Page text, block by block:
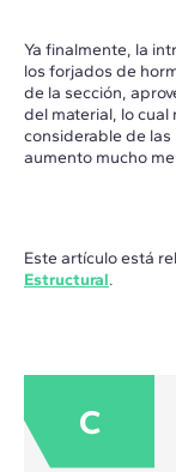
Ya finalmente, la
los forjados de
de la sección,
del material, lo cual
considerable de las
aumento mucho
Este artículo está
Estructural.
C